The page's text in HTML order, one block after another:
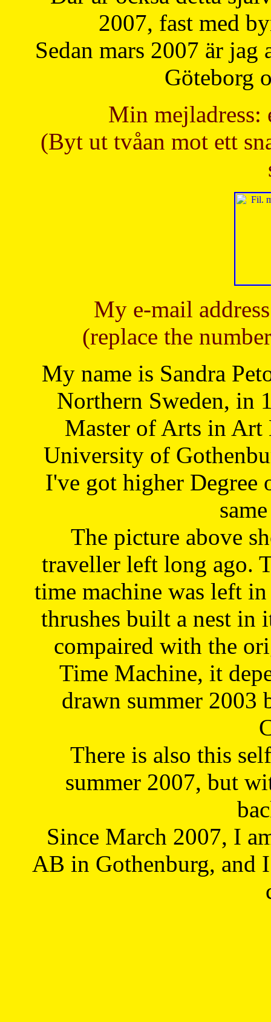
2007, fast med
Sedan mars 2007 är
Göteborg
Min mejladress:
(Byt ut tvåan mot ett
My e-mail
(replace the
My name is Sandra
Northern Sweden, in
Master of Arts in Art
University of
I've got higher Degree
The picture above
traveller left long ago.
time machine was left
thrushes built a nest in
compaired with the
Time Machine, it
drawn summer 2003
There is also this
summer 2007, but
Since March 2007, I
AB in Gothenburg, and